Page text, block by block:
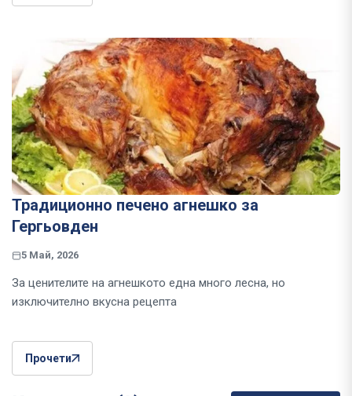
Традиционно печено агнешко за
Гергьовден
5 Май, 2026
За ценителите на агнешкото една много лесна, но
изключително вкусна рецепта
Прочети